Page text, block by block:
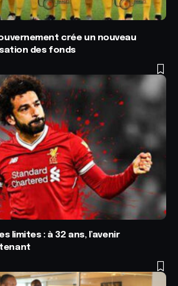
crée un nouveau
des fonds
limites : à 32 ans, l’avenir